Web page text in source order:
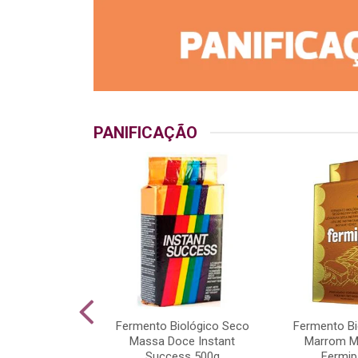
PANIFICAÇÃO
Fermento Biológico Seco
Massa Doce Instant
Fermento
Marrom